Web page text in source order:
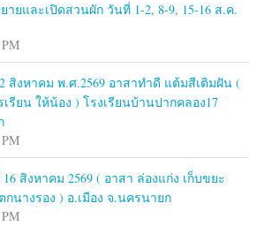
ายและเปิดสวนผัก วันที่ 1-2, 8-9, 15-16 ส.ค.
สิงหาคม พ.ศ.2569 อาสาทำดี แต้มสีเติมฝัน (
รียน ให้น้อง ) โรงเรียนบ้านปากคลอง17
สิงหาคม 2569 ( อาสา ล่องแก่ง เก็บขยะ
นางรอง ) อ.เมือง จ.นครนายก